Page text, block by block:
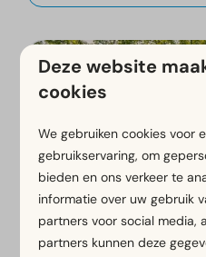
Fiets- en wandelroutes
Deze website
cookies
We gebruiken cookies voor
gebruikservaring, om
bieden en ons verkeer te
informatie over uw gebruik
partners voor social media,
partners kunnen deze